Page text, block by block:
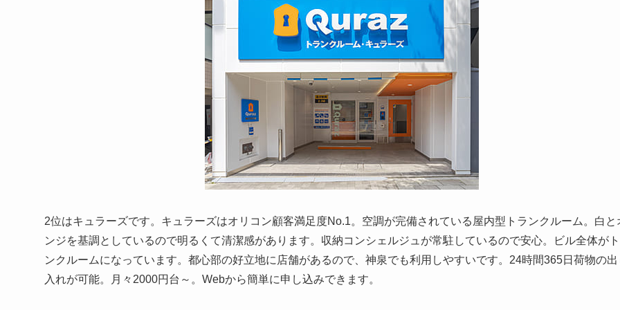
2位はキュラーズです。キュラーズはオリコン顧客満足度No.1。空調が完備されている屋内型トランクルーム。白と
ンジを基調としているので明るくて清潔感があります。収納コンシェルジュが常駐しているので安心。ビル全体が
ンクルームになっています。都心部の好立地に店舗があるので、神泉でも利用しやすいです。24時間365日荷物の出
入れが可能。月々2000円台～。Webから簡単に申し込みできます。